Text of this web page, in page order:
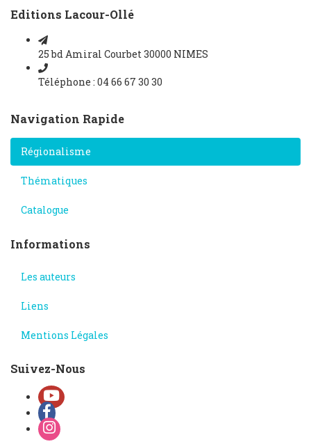
Editions Lacour-Ollé
25 bd Amiral Courbet 30000 NIMES
Téléphone : 04 66 67 30 30
Navigation Rapide
Régionalisme
Thématiques
Catalogue
Informations
Les auteurs
Liens
Mentions Légales
Suivez-Nous